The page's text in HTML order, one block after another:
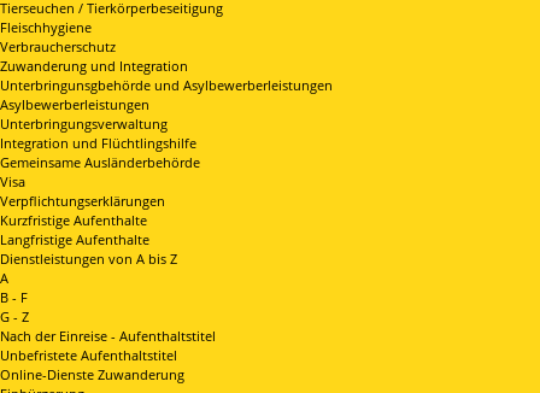
Tierseuchen / Tierkörperbeseitigung
Fleischhygiene
Verbraucherschutz
Zuwanderung und Integration
Unterbringunsgbehörde und Asylbewerberleistungen
Asylbewerberleistungen
Unterbringungsverwaltung
Integration und Flüchtlingshilfe
Gemeinsame Ausländerbehörde
Visa
Verpflichtungserklärungen
Kurzfristige Aufenthalte
Langfristige Aufenthalte
Dienstleistungen von A bis Z
A
B - F
G - Z
Nach der Einreise - Aufenthaltstitel
Unbefristete Aufenthaltstitel
Online-Dienste Zuwanderung